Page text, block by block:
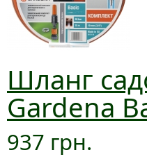
Шланг
Gardena
937 грн.